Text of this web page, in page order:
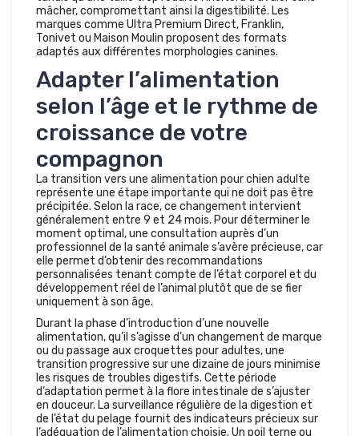
mâcher, compromettant ainsi la digestibilité. Les
marques comme Ultra Premium Direct, Franklin,
Tonivet ou Maison Moulin proposent des formats
adaptés aux différentes morphologies canines.
Adapter l’alimentation
selon l’âge et le rythme de
croissance de votre
compagnon
La transition vers une alimentation pour chien adulte
représente une étape importante qui ne doit pas être
précipitée. Selon la race, ce changement intervient
généralement entre 9 et 24 mois. Pour déterminer le
moment optimal, une consultation auprès d’un
professionnel de la santé animale s’avère précieuse, car
elle permet d’obtenir des recommandations
personnalisées tenant compte de l’état corporel et du
développement réel de l’animal plutôt que de se fier
uniquement à son âge.
Durant la phase d’introduction d’une nouvelle
alimentation, qu’il s’agisse d’un changement de marque
ou du passage aux croquettes pour adultes, une
transition progressive sur une dizaine de jours minimise
les risques de troubles digestifs. Cette période
d’adaptation permet à la flore intestinale de s’ajuster
en douceur. La surveillance régulière de la digestion et
de l’état du pelage fournit des indicateurs précieux sur
l’adéquation de l’alimentation choisie. Un poil terne ou